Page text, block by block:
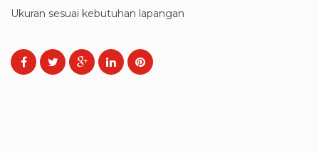
Ukuran sesuai kebutuhan lapangan